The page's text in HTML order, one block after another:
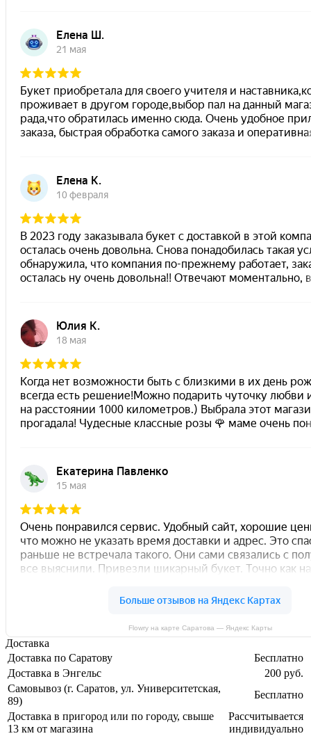
Flowry на карте Саратова — Яндекс Карты
Доставка
Доставка по Саратову
Бесплатно
Доставка в Энгельс
200 руб.
Самовывоз (г. Саратов, ул. Университетская,
89)
Бесплатно
Доставка в пригород или по городу, свыше
13 км от магазина
Рассчитывается
индивидуально